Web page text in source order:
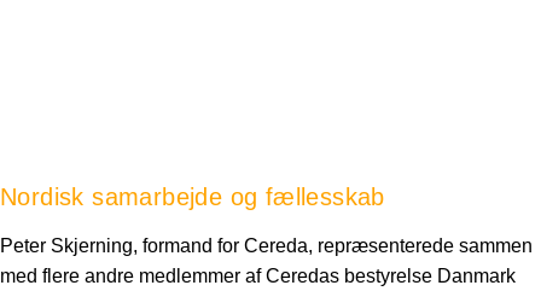
Nordisk samarbejde og fællesskab
Peter Skjerning, formand for Cereda, repræsenterede sammen
med flere andre medlemmer af Ceredas bestyrelse Danmark